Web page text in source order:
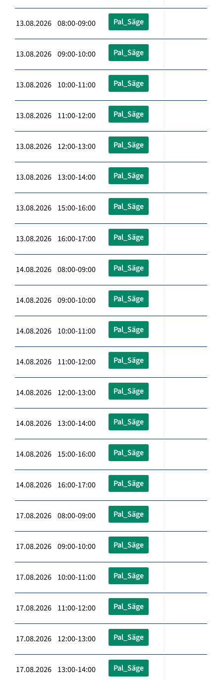
13.08.2026 08:00-09:00 Pal_Säge
13.08.2026 09:00-10:00 Pal_Säge
13.08.2026 10:00-11:00 Pal_Säge
13.08.2026 11:00-12:00 Pal_Säge
13.08.2026 12:00-13:00 Pal_Säge
13.08.2026 13:00-14:00 Pal_Säge
13.08.2026 15:00-16:00 Pal_Säge
13.08.2026 16:00-17:00 Pal_Säge
14.08.2026 08:00-09:00 Pal_Säge
14.08.2026 09:00-10:00 Pal_Säge
14.08.2026 10:00-11:00 Pal_Säge
14.08.2026 11:00-12:00 Pal_Säge
14.08.2026 12:00-13:00 Pal_Säge
14.08.2026 13:00-14:00 Pal_Säge
14.08.2026 15:00-16:00 Pal_Säge
14.08.2026 16:00-17:00 Pal_Säge
17.08.2026 08:00-09:00 Pal_Säge
17.08.2026 09:00-10:00 Pal_Säge
17.08.2026 10:00-11:00 Pal_Säge
17.08.2026 11:00-12:00 Pal_Säge
17.08.2026 12:00-13:00 Pal_Säge
17.08.2026 13:00-14:00 Pal_Säge